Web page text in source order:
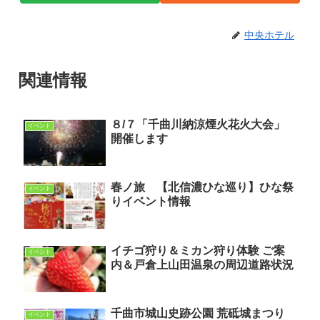
中央ホテル
関連情報
イベント
８/７「千曲川納涼煙火花火大会」
開催します
イベント
春ノ旅 【北信濃ひな巡り】ひな祭
りイベント情報
イベント
イチゴ狩り＆ミカン狩り体験 ご案
内＆戸倉上山田温泉の周辺道路状況
イベント
千曲市城山史跡公園 荒砥城まつり